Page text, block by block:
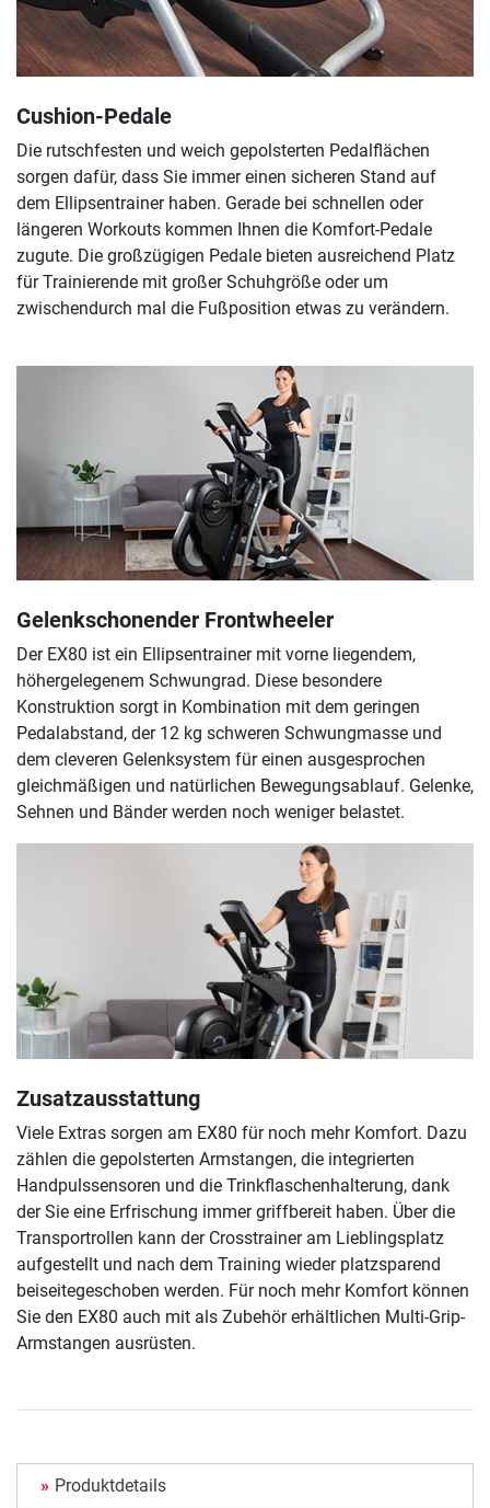
Cushion-Pedale
Die rutschfesten und weich gepolsterten Pedalflächen
sorgen dafür, dass Sie immer einen sicheren Stand auf
dem Ellipsentrainer haben. Gerade bei schnellen oder
längeren Workouts kommen Ihnen die Komfort-Pedale
zugute. Die großzügigen Pedale bieten ausreichend Platz
für Trainierende mit großer Schuhgröße oder um
zwischendurch mal die Fußposition etwas zu verändern.
Gelenkschonender Frontwheeler
Der EX80 ist ein Ellipsentrainer mit vorne liegendem,
höhergelegenem Schwungrad. Diese besondere
Konstruktion sorgt in Kombination mit dem geringen
Pedalabstand, der 12 kg schweren Schwungmasse und
dem cleveren Gelenksystem für einen ausgesprochen
gleichmäßigen und natürlichen Bewegungsablauf. Gelenke,
Sehnen und Bänder werden noch weniger belastet.
Zusatzausstattung
Viele Extras sorgen am EX80 für noch mehr Komfort. Dazu
zählen die gepolsterten Armstangen, die integrierten
Handpulssensoren und die Trinkflaschenhalterung, dank
der Sie eine Erfrischung immer griffbereit haben. Über die
Transportrollen kann der Crosstrainer am Lieblingsplatz
aufgestellt und nach dem Training wieder platzsparend
beiseitegeschoben werden. Für noch mehr Komfort können
Sie den EX80 auch mit als Zubehör erhältlichen Multi-Grip-
Armstangen ausrüsten.
Produktdetails